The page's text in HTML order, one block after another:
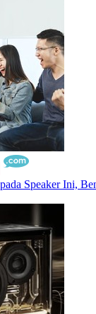
Speaker Ini,